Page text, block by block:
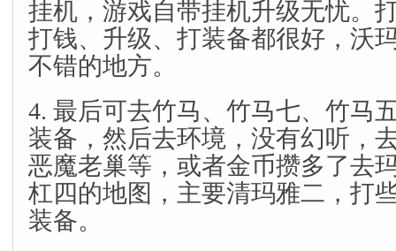
挂机，游戏自带挂机升级无忧。
打钱、升级、打装备都很好，沃
不错的地方。
4. 最后可去竹马、竹马七、竹马
装备，然后去环境，没有幻听，
恶魔老巢等，或者金币攒多了去
杠四的地图，主要清玛雅二，打
装备。